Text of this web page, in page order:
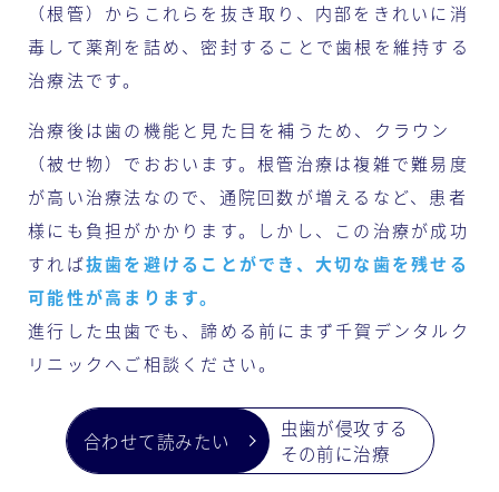
（根管）からこれらを抜き取り、内部をきれいに消
毒して薬剤を詰め、密封することで歯根を維持する
治療法です。
治療後は歯の機能と見た目を補うため、クラウン
（被せ物）でおおいます。根管治療は複雑で難易度
が高い治療法なので、通院回数が増えるなど、患者
様にも負担がかかります。しかし、この治療が成功
すれば抜歯を避けることができ、大切な歯を残せる
可能性が高まります。
進行した虫歯でも、諦める前にまず千賀デンタルク
リニックへご相談ください。
虫歯が侵攻する
その前に治療